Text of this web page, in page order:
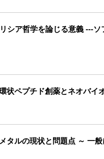
シア哲学を論じる意義 ---
ペプチド創薬とネオバイ
タルの現状と問題点 ～ 一